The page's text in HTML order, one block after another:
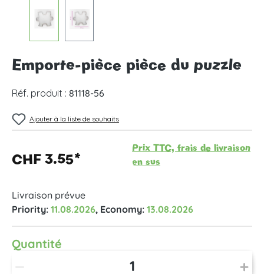
Emporte-pièce pièce du puzzle
Réf. produit : 81118-56
Ajouter à la liste de souhaits
CHF 3.55*
Prix TTC, frais de livraison
en sus
Livraison prévue
Priority: 11.08.2026, Economy: 13.08.2026
Quantité